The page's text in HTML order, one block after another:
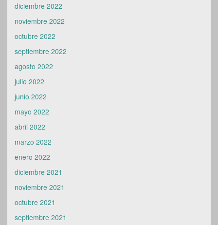
diciembre 2022
noviembre 2022
octubre 2022
septiembre 2022
agosto 2022
julio 2022
junio 2022
mayo 2022
abril 2022
marzo 2022
enero 2022
diciembre 2021
noviembre 2021
octubre 2021
septiembre 2021